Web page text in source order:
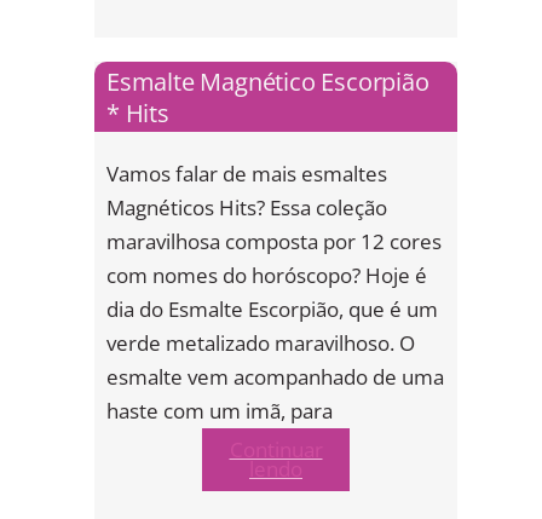
Esmalte Magnético Escorpião
* Hits
Vamos falar de mais esmaltes
Magnéticos Hits? Essa coleção
maravilhosa composta por 12 cores
com nomes do horóscopo? Hoje é
dia do Esmalte Escorpião, que é um
verde metalizado maravilhoso. O
esmalte vem acompanhado de uma
haste com um imã, para
lendo